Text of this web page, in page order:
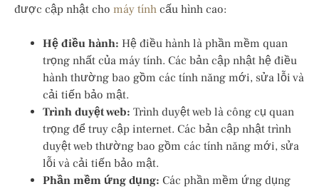
được cập nhật cho máy tính cấu hình cao:
Hệ điều hành: Hệ điều hành là phần mềm quan
trọng nhất của máy tính. Các bản cập nhật hệ điều
hành thường bao gồm các tính năng mới, sửa lỗi và
cải tiến bảo mật.
Trình duyệt web: Trình duyệt web là công cụ quan
trọng để truy cập internet. Các bản cập nhật trình
duyệt web thường bao gồm các tính năng mới, sửa
lỗi và cải tiến bảo mật.
Phần mềm ứng dụng: Các phần mềm ứng dụng